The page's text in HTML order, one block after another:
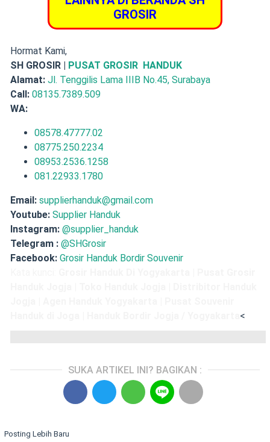
GROSIR
Hormat Kami,
SH GROSIR | PUSAT GROSIR HANDUK
Alamat: Jl. Tenggilis Lama IIIB No.45, Surabaya
Call: 08135.7389.509
WA:
08578.47777.02
08775.250.2234
08953.2536.1258
081.22933.1780
Email: supplierhanduk@gmail.com
Youtube: Supplier Handuk
Instagram: @supplier_handuk
Telegram : @SHGrosir
Facebook: Grosir Handuk Bordir Souvenir
<
SUKA ARTIKEL INI? BAGIKAN :
Posting Lebih Baru